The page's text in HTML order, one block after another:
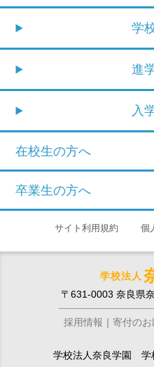
学
進
入
在校生の方へ
卒業生の方へ
サイト利用規約 個
学校法人
〒631-0003 奈良県
採用情報 寄付のお
学校法人奈良学園 学